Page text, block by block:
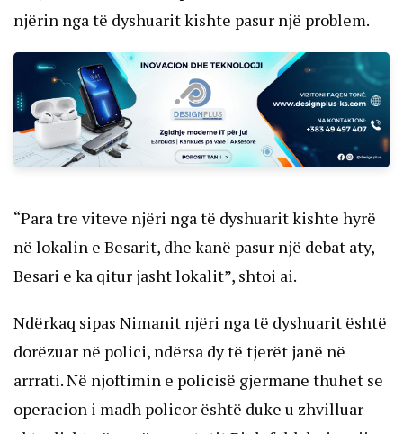
njërin nga të dyshuarit kishte pasur një problem.
“Para tre viteve njëri nga të dyshuarit kishte hyrë
në lokalin e Besarit, dhe kanë pasur një debat aty,
Besari e ka qitur jasht lokalit”, shtoi ai.
Ndërkaq sipas Nimanit njëri nga të dyshuarit është
dorëzuar në polici, ndërsa dy të tjerët janë në
arrrati. Në njoftimin e policisë gjermane thuhet se
operacion i madh policor është duke u zhvilluar